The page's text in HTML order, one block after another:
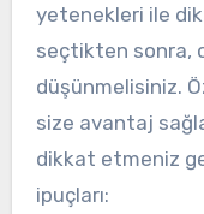
yetenekleri ile
seçtikten sonra,
düşünmelisiniz.
size avantaj
dikkat etmeniz
ipuçları: